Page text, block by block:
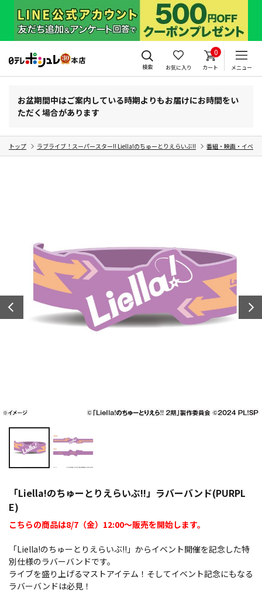
検索 お気に入り
0
カート メニュー
お盆期間中はご案内している時期よりもお届けにお時間をい
ただく場合があります
トップ ラブライブ！スーパースター!! Liella!のちゅーとりえらいぶ!! 番組・映画・イベン
「Liella!のちゅーとりえらいぶ!!」ラバーバンド(PURPL
E)
こちらの商品は8/7（金）12:00～販売を開始します。
「Liella!のちゅーとりえらいぶ!!」からイベント開催を記念した特
別仕様のラバーバンドです。
ライブを盛り上げるマストアイテム！そしてイベント記念にもなる
ラバーバンドは必見！